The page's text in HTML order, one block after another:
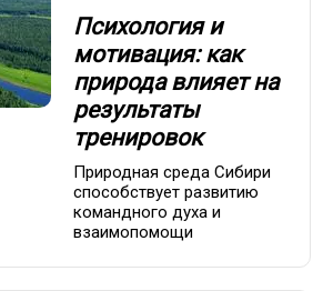
Психология и
мотивация: как
природа влияет на
результаты
тренировок
Природная среда Сибири
способствует развитию
командного духа и
взаимопомощи